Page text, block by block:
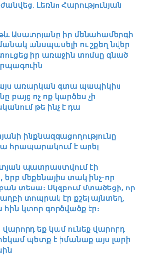
Լեռնn Հարությnւնյան
Ասատրյանը իր մենահամերգի
անսպասելի ու շքեղ նվեր
իր առաջին տոմսը գնած
առարկան գտա պապիկիս
բայց ոչ ոք կարծես չի
թե ինչ է դա
ինքնազգացողությունը
հրապարակում է արել
պատրաստվում էի
մեքենայիս տակ ինչ-որ
տեսա։ Սկզբում մտածեցի, որ
տոպրակ էր քշել այնտեղ,
հին կտոր գործվածք էր։
վարորդ եք կամ ունեք վարորդ
պետք է իմանաք այս լարի